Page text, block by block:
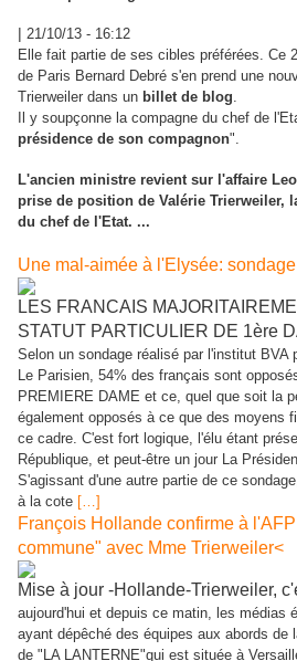
| 21/10/13 - 16:12
Elle fait partie de ses cibles préférées. Ce
de Paris Bernard Debré s'en prend une
Trierweiler dans un billet de blog
Il y soupçonne la compagne du chef de
présidence de son compagnon".
L'ancien ministre revient sur l'affaire
prise de position de Valérie Trierweiler,
du chef de l'Etat. ...
Une mal-aimée à l'Elysée:
LES FRANCAIS
STATUT PARTICULIER DE 1ère
Selon un sondage réalisé par l'institut BVA
Le Parisien, 54% des français sont
PREMIERE DAME et ce, quel que soit la
également opposés à ce que des moyens
ce cadre. C'est fort logique, l'élu étant
République, et peut-être un jour La
S'agissant d'une autre partie de ce
à la cote […]
François Hollande confirme à
commune" avec Mme Trierweiler<
Mise à jour -Hollande-Trierweiler,
aujourd'hui et depuis ce matin, les médias
ayant dépêché des équipes aux abords de
de "LA LANTERNE"qui est située à